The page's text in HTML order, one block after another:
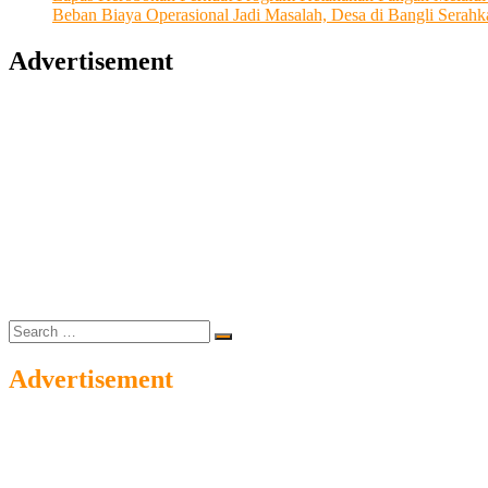
Beban Biaya Operasional Jadi Masalah, Desa di Bangli
Advertisement
Search
…
Advertisement